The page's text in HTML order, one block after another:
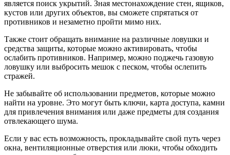
является поиск укрытий. Зная местонахождение стен, ящиков,
кустов или других объектов, вы сможете спрятаться от
противников и незаметно пройти мимо них.
Также стоит обращать внимание на различные ловушки и
средства защиты, которые можно активировать, чтобы
ослабить противников. Например, можно поджечь газовую
ловушку или выбросить мешок с песком, чтобы ослепить
стражей.
Не забывайте об использовании предметов, которые можно
найти на уровне. Это могут быть ключи, карта доступа, камни
для привлечения внимания или даже предметы для создания
отвлекающего шума.
Если у вас есть возможность, прокладывайте свой путь через
окна, вентиляционные отверстия или люки, чтобы обходить